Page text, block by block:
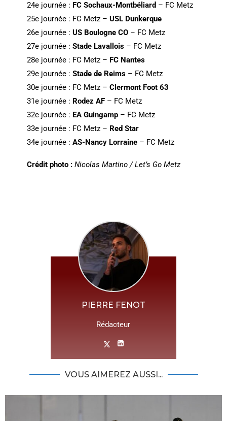
24e journée : FC Sochaux-Montbéliard – FC Metz
25e journée : FC Metz – USL Dunkerque
26e journée : US Boulogne CO– FC Metz
27e journée : Stade Lavallois– FC Metz
28e journée : FC Metz – FC Nantes
29e journée : Stade de Reims– FC Metz
30e journée : FC Metz – Clermont Foot 63
31e journée : Rodez AF– FC Metz
32e journée : EA Guingamp– FC Metz
33e journée : FC Metz – Red Star
34e journée : AS-Nancy Lorraine– FC Metz
Crédit photo : Nicolas Martino / Let’s Go Metz
PIERRE FENOT
Rédacteur
VOUS AIMEREZ AUSSI...